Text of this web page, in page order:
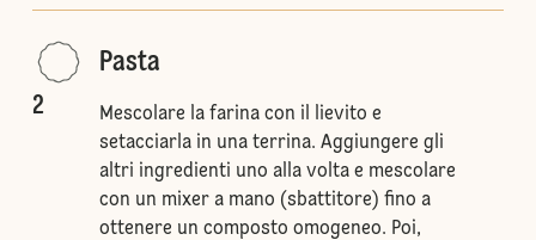
2
Pasta
Mescolare la farina con il lievito e
setacciarla in una terrina. Aggiungere gli
altri ingredienti uno alla volta e mescolare
con un mixer a mano (sbattitore) fino a
ottenere un composto omogeneo. Poi,